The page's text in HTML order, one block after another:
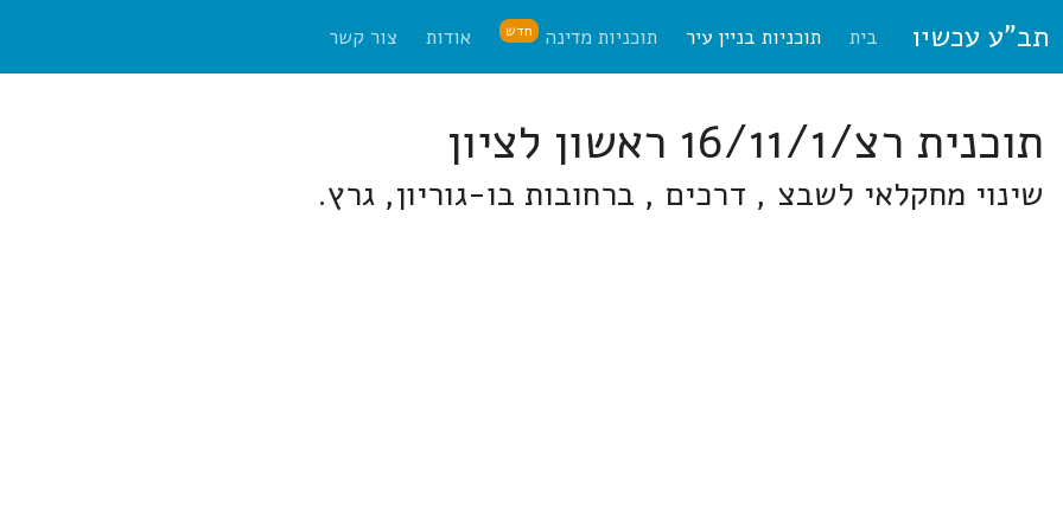
תב"ע עכשיו בית תוכניות בניין עיר תוכניות מדינה חדש אודות צור קשר
תוכנית רצ/16/11/1 ראשון לציון
שינוי מחקלאי לשבצ , דרכים , ברחובות בו-גוריון, גרץ.